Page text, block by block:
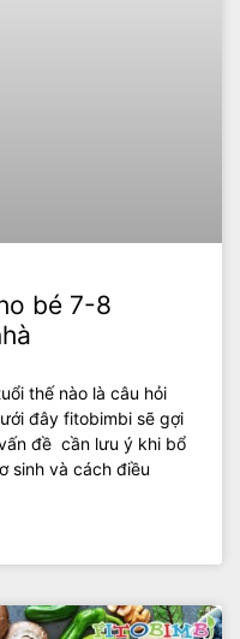
bé 7-8
thế nào là câu hỏi
đây fitobimbi sẽ gợi
đề cần lưu ý khi bổ
sinh và cách điều